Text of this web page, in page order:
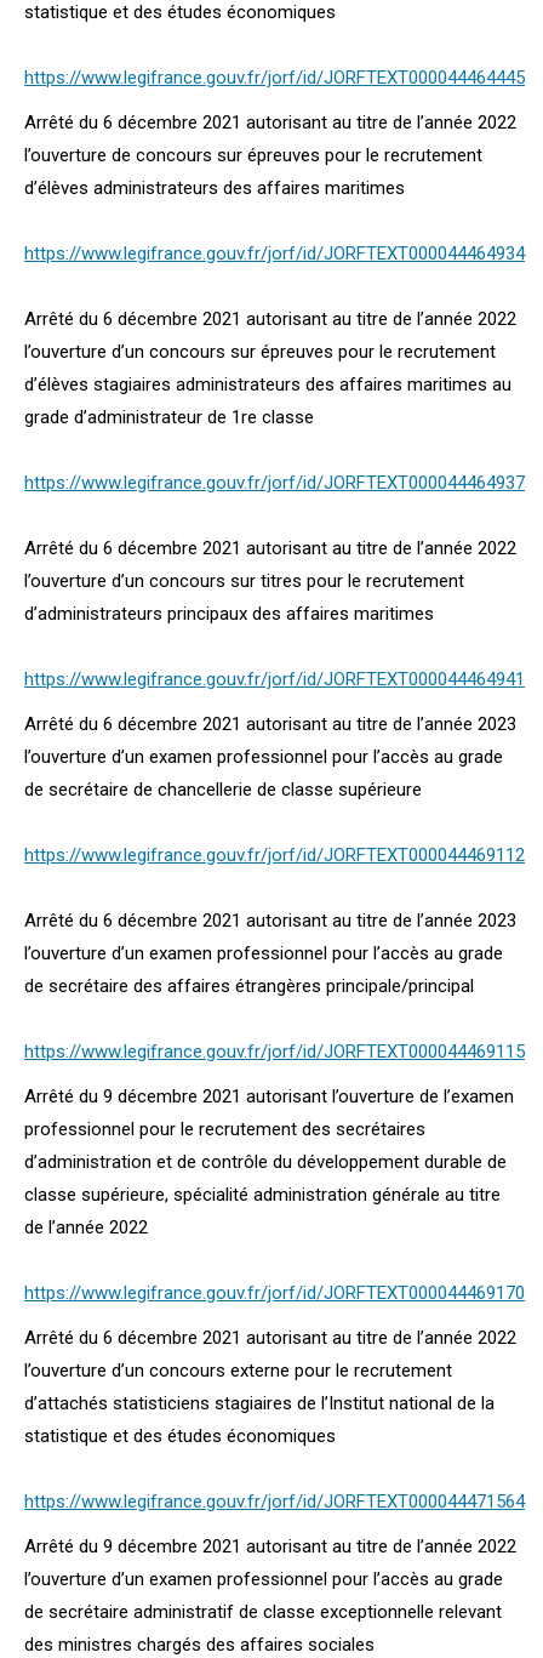
statistique et des études économiques
https://www.legifrance.gouv.fr/jorf/id/JORFTEXT000044464445
Arrêté du 6 décembre 2021 autorisant au titre de l’année 2022
l’ouverture de concours sur épreuves pour le recrutement
d’élèves administrateurs des affaires maritimes
https://www.legifrance.gouv.fr/jorf/id/JORFTEXT000044464934
Arrêté du 6 décembre 2021 autorisant au titre de l’année 2022
l’ouverture d’un concours sur épreuves pour le recrutement
d’élèves stagiaires administrateurs des affaires maritimes au
grade d’administrateur de 1re classe
https://www.legifrance.gouv.fr/jorf/id/JORFTEXT000044464937
Arrêté du 6 décembre 2021 autorisant au titre de l’année 2022
l’ouverture d’un concours sur titres pour le recrutement
d’administrateurs principaux des affaires maritimes
https://www.legifrance.gouv.fr/jorf/id/JORFTEXT000044464941
Arrêté du 6 décembre 2021 autorisant au titre de l’année 2023
l’ouverture d’un examen professionnel pour l’accès au grade
de secrétaire de chancellerie de classe supérieure
https://www.legifrance.gouv.fr/jorf/id/JORFTEXT000044469112
Arrêté du 6 décembre 2021 autorisant au titre de l’année 2023
l’ouverture d’un examen professionnel pour l’accès au grade
de secrétaire des affaires étrangères principale/principal
https://www.legifrance.gouv.fr/jorf/id/JORFTEXT000044469115
Arrêté du 9 décembre 2021 autorisant l’ouverture de l’examen
professionnel pour le recrutement des secrétaires
d’administration et de contrôle du développement durable de
classe supérieure, spécialité administration générale au titre
de l’année 2022
https://www.legifrance.gouv.fr/jorf/id/JORFTEXT000044469170
Arrêté du 6 décembre 2021 autorisant au titre de l’année 2022
l’ouverture d’un concours externe pour le recrutement
d’attachés statisticiens stagiaires de l’Institut national de la
statistique et des études économiques
https://www.legifrance.gouv.fr/jorf/id/JORFTEXT000044471564
Arrêté du 9 décembre 2021 autorisant au titre de l’année 2022
l’ouverture d’un examen professionnel pour l’accès au grade
de secrétaire administratif de classe exceptionnelle relevant
des ministres chargés des affaires sociales